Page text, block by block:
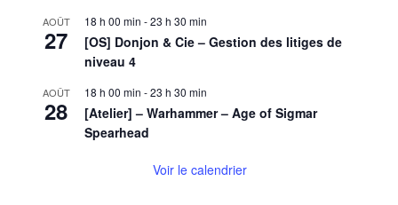
AOÛT
27
18 h 00 min -23 h 30 min
[OS] Donjon & Cie – Gestion des litiges de
niveau 4
AOÛT
28
18 h 00 min -23 h 30 min
[Atelier] – Warhammer – Age of Sigmar
Spearhead
Voir le calendrier